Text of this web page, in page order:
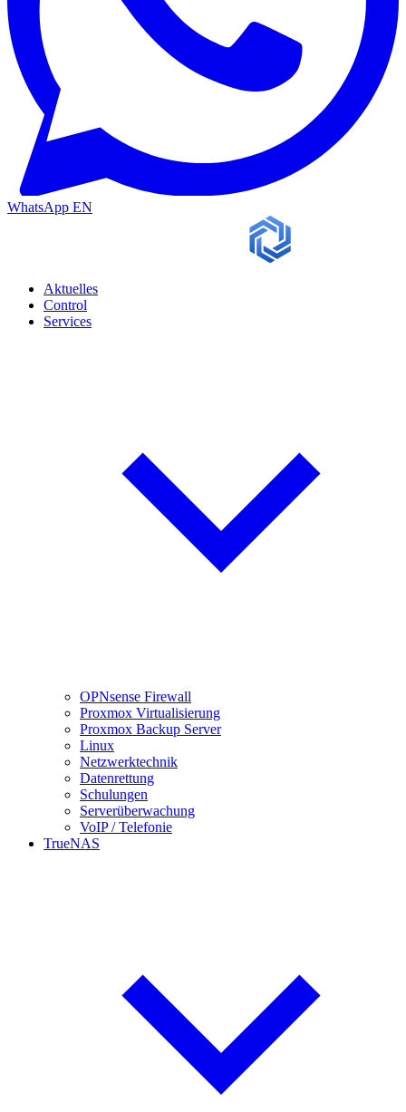
WhatsApp EN
Aktuelles
Control
Services
OPNsense Firewall
Proxmox Virtualisierung
Proxmox Backup Server
Linux
Netzwerktechnik
Datenrettung
Schulungen
Serverüberwachung
VoIP / Telefonie
TrueNAS